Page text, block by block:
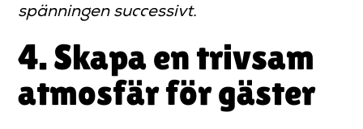
spänningen successivt.
4. Skapa en trivsam
atmosfär för gäster